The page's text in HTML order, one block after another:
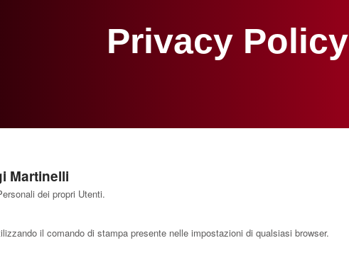
Privacy Policy
Martinelli
dei propri Utenti.
il comando di stampa presente nelle impostazioni di qualsiasi browser.